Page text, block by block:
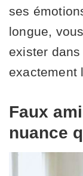
ses
longue,
exister
exactement
Faux
nuance